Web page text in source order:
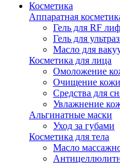
Косметика
Аппаратная
Гель для RF
Гель для
Масло для
Косметика для лица
Омоложение
Очищение кожи
Средства для
Увлажнение
Альгинатные маски
Уход за губами
Косметика для тела
Масло